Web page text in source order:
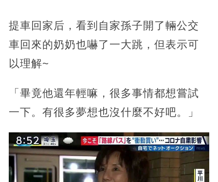
提車回家后，看到自家孫子開了輛公交
車回來的奶奶也嚇了一大跳，但表示可
以理解~
「畢竟他還年輕嘛，很多事情都想嘗試
一下。有很多夢想也沒什麼不好吧。」